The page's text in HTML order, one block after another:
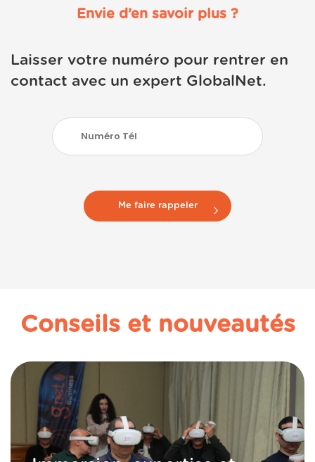
Envie d’en savoir plus ?
Laisser votre numéro pour rentrer en
contact avec un expert GlobalNet.
Me faire rappeler
Conseils et nouveautés